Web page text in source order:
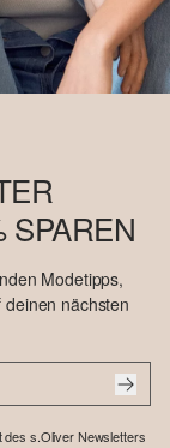
SPAREN
Modetipps,
nächsten
des s.Oliver Newsletters